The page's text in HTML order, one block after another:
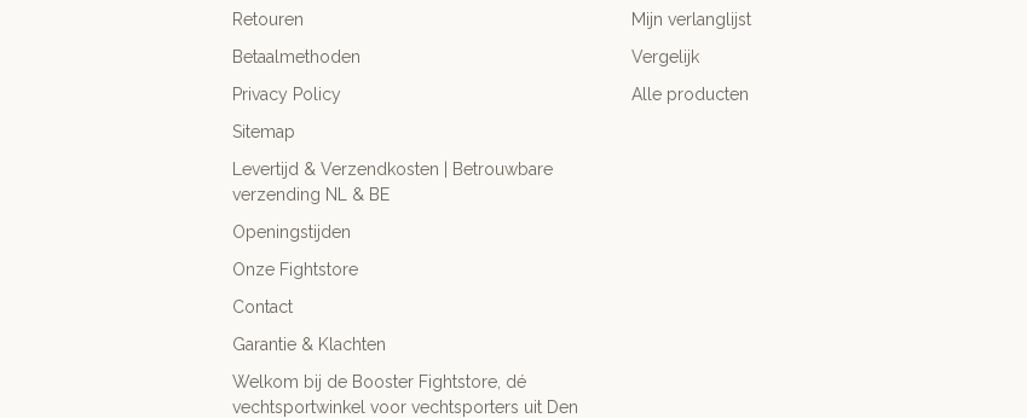
Retouren
Betaalmethoden
Privacy Policy
Sitemap
Levertijd & Verzendkosten | Betrouwbare
verzending NL & BE
Openingstijden
Onze Fightstore
Contact
Garantie & Klachten
Welkom bij de Booster Fightstore, dé
vechtsportwinkel voor vechtsporters uit Den
Mijn verlanglijst
Vergelijk
Alle producten